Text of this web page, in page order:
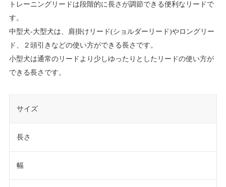
トレーニングリードは段階的に長さが調節できる便利なリードで
す。
中型犬-大型犬は、肩掛けリード(ショルダーリード)やロングリー
ド、２頭引きなどの使い方ができる長さです。
小型犬は通常のリードより少しゆったりとしたリードの使い方が
できる長さです。
サイズ
長さ
幅